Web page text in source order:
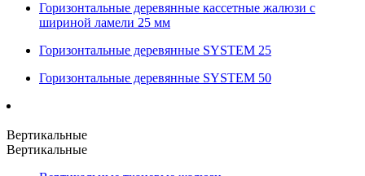
Горизонтальные деревянные кассетные жалюзи с
шириной ламели 25 мм
Горизонтальные деревянные SYSTEM 25
Горизонтальные деревянные SYSTEM 50
Вертикальные
Вертикальные